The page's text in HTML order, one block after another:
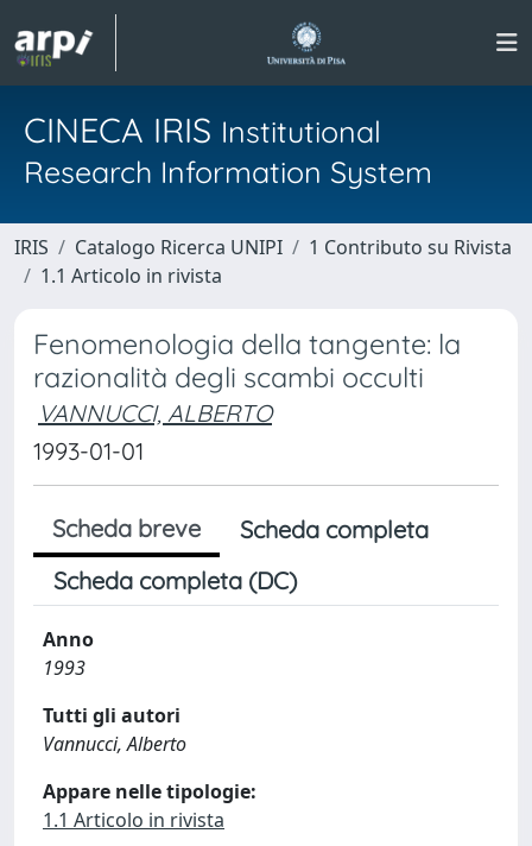
CINECA IRIS Institutional
Research Information System
IRIS Catalogo Ricerca UNIPI
1 Contributo su Rivista
1.1 Articolo in rivista
Fenomenologia della tangente: la
razionalità degli scambi occulti
VANNUCCI, ALBERTO
1993-01-01
Scheda breve
Scheda completa
Scheda completa (DC)
Anno
1993
Tutti gli autori
Vannucci, Alberto
Appare nelle tipologie:
1.1 Articolo in rivista